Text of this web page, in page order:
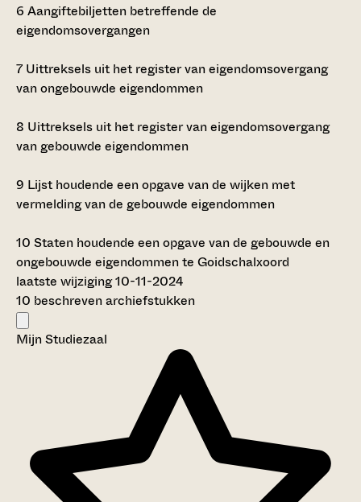
6 Aangiftebiljetten betreffende de
eigendomsovergangen
7 Uittreksels uit het register van eigendomsovergang
van ongebouwde eigendommen
8 Uittreksels uit het register van eigendomsovergang
van gebouwde eigendommen
9 Lijst houdende een opgave van de wijken met
vermelding van de gebouwde eigendommen
10 Staten houdende een opgave van de gebouwde en
ongebouwde eigendommen te Goidschalxoord
laatste wijziging 10-11-2024
10 beschreven archiefstukken
Mijn Studiezaal